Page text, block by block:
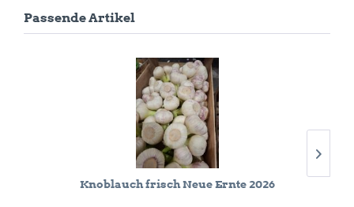
Passende Artikel
Knoblauch frisch Neue Ernte 2026